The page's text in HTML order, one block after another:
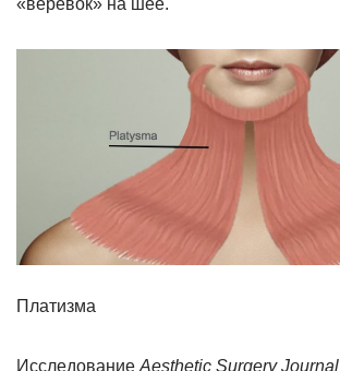
Платизма
Исследование Aesthetic Surgery Journal